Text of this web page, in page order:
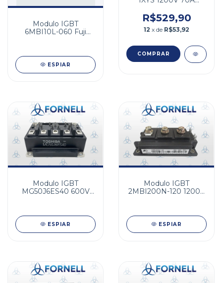
Modulo IGBT
6MBI10L-060 Fuji
ESPIAR
Trifasica
R$529,90
12 x de R$53,92
Modulo IGBT
MG50J6ES40 600V
ESPIAR
Modulo IGBT
2MBI200N-120 1200V
ESPIAR